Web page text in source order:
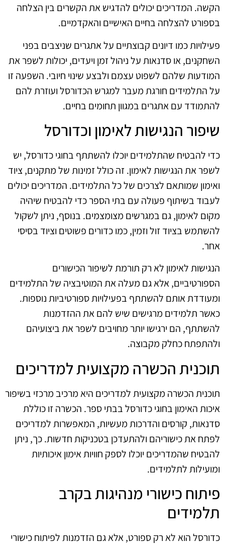
הקשה. המדריכים יכולים להדגיש את הקשרים בין הצלחה
בספורט להצלחה בחיים האישיים והאקדמיים.
פעילויות כמו דיונים קבוצתיים על אתגרים שניצבים בפני
השחקנים, או סדנאות על ניהול זמן ויעדים, יכולות לשפר את
המודעות שלהם לשפוט עצמם ולבצע שינוי חיובי. השפעה זו
על התלמידים חורגת מעבר למגרש הכדורסל ועוזרת להם
להתמודד עם אתגרים במגוון תחומים בחיים.
שיפור הנגישות לאימון וכדורסל
כדי להבטיח שהתלמידים יוכלו להשתתף בחוגי כדורסל, יש
לשפר את הנגישות לאימון. זה כולל זמינות של מתקנים, ציוד
ואימון שמותאם לצרכים של כל התלמידים. המדריכים יכולים
לעבוד בשיתוף פעולה עם בתי הספר כדי להבטיח שיהיה
מקום לאימון, גם במגרשים מצומצמים. בנוסף, ניתן לשקול
להשתמש בציוד זול וזמין, כמו כדורים פשוטים וציוד בסיסי
אחר.
הנגישות לאימון לא רק תורמת לשיפור הכישורים
הספורטיביים, אלא גם מעלה את המוטיבציה של התלמידים
ומעודדת אותם להשתתף בפעילויות ספורטיביות נוספות.
כאשר תלמידים מרגישים שיש להם את ההזדמנות
להשתתף, הם ירגישו יותר מחויבים לשפר את ביצועיהם
ולהתפתח כחלק מקבוצה.
תוכנית הכשרה מקצועית למדריכים
תוכנית הכשרה מקצועית למדריכים היא מרכיב מרכזי בשיפור
איכות האימון בחוגי כדורסל בבתי ספר. הכשרה זו כוללת
סדנאות, קורסים והדרכות מעשיות, המאפשרות למדריכים
לפתח את כישוריהם ולהתעדכן בטכניקות חדשות. כך, ניתן
להבטיח שהמדריכים יוכלו לספק חוויות אימון איכותיות
ומועילות לתלמידים.
פיתוח כישורי מנהיגות בקרב
תלמידים
כדורסל הוא לא רק ספורט, אלא גם הזדמנות לפיתוח כישורי